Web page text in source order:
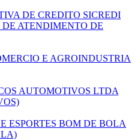
DE CREDITO SICREDI
ATENDIMENTO DE
E AGROINDUSTRIA
AUTOMOTIVOS LTDA
ESPORTES BOM DE BOLA